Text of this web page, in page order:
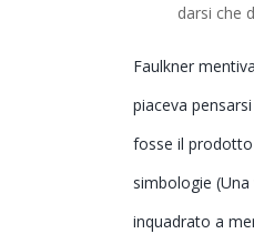
darsi che
Faulkner
piaceva
fosse il prodotto
simbologie
inquadrato a